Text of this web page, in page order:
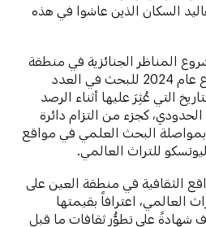
السكان الذين عاشوا في هذه
المناظر الجنائزية في منطقة
العين. وانطلق هذا المشروع عام 2024 للبحث في العدد
التي عُثِرَ عليها أثناء الرصد
كجزء من التزام دائرة
بمواصلة البحث العلمي في مواقع
للتراث العالمي.
المواقع الثقافية في منطقة العين على
العالمي، اعترافاً بقيمتها
شهادةً على تطوُّر ثقافات ما قبل